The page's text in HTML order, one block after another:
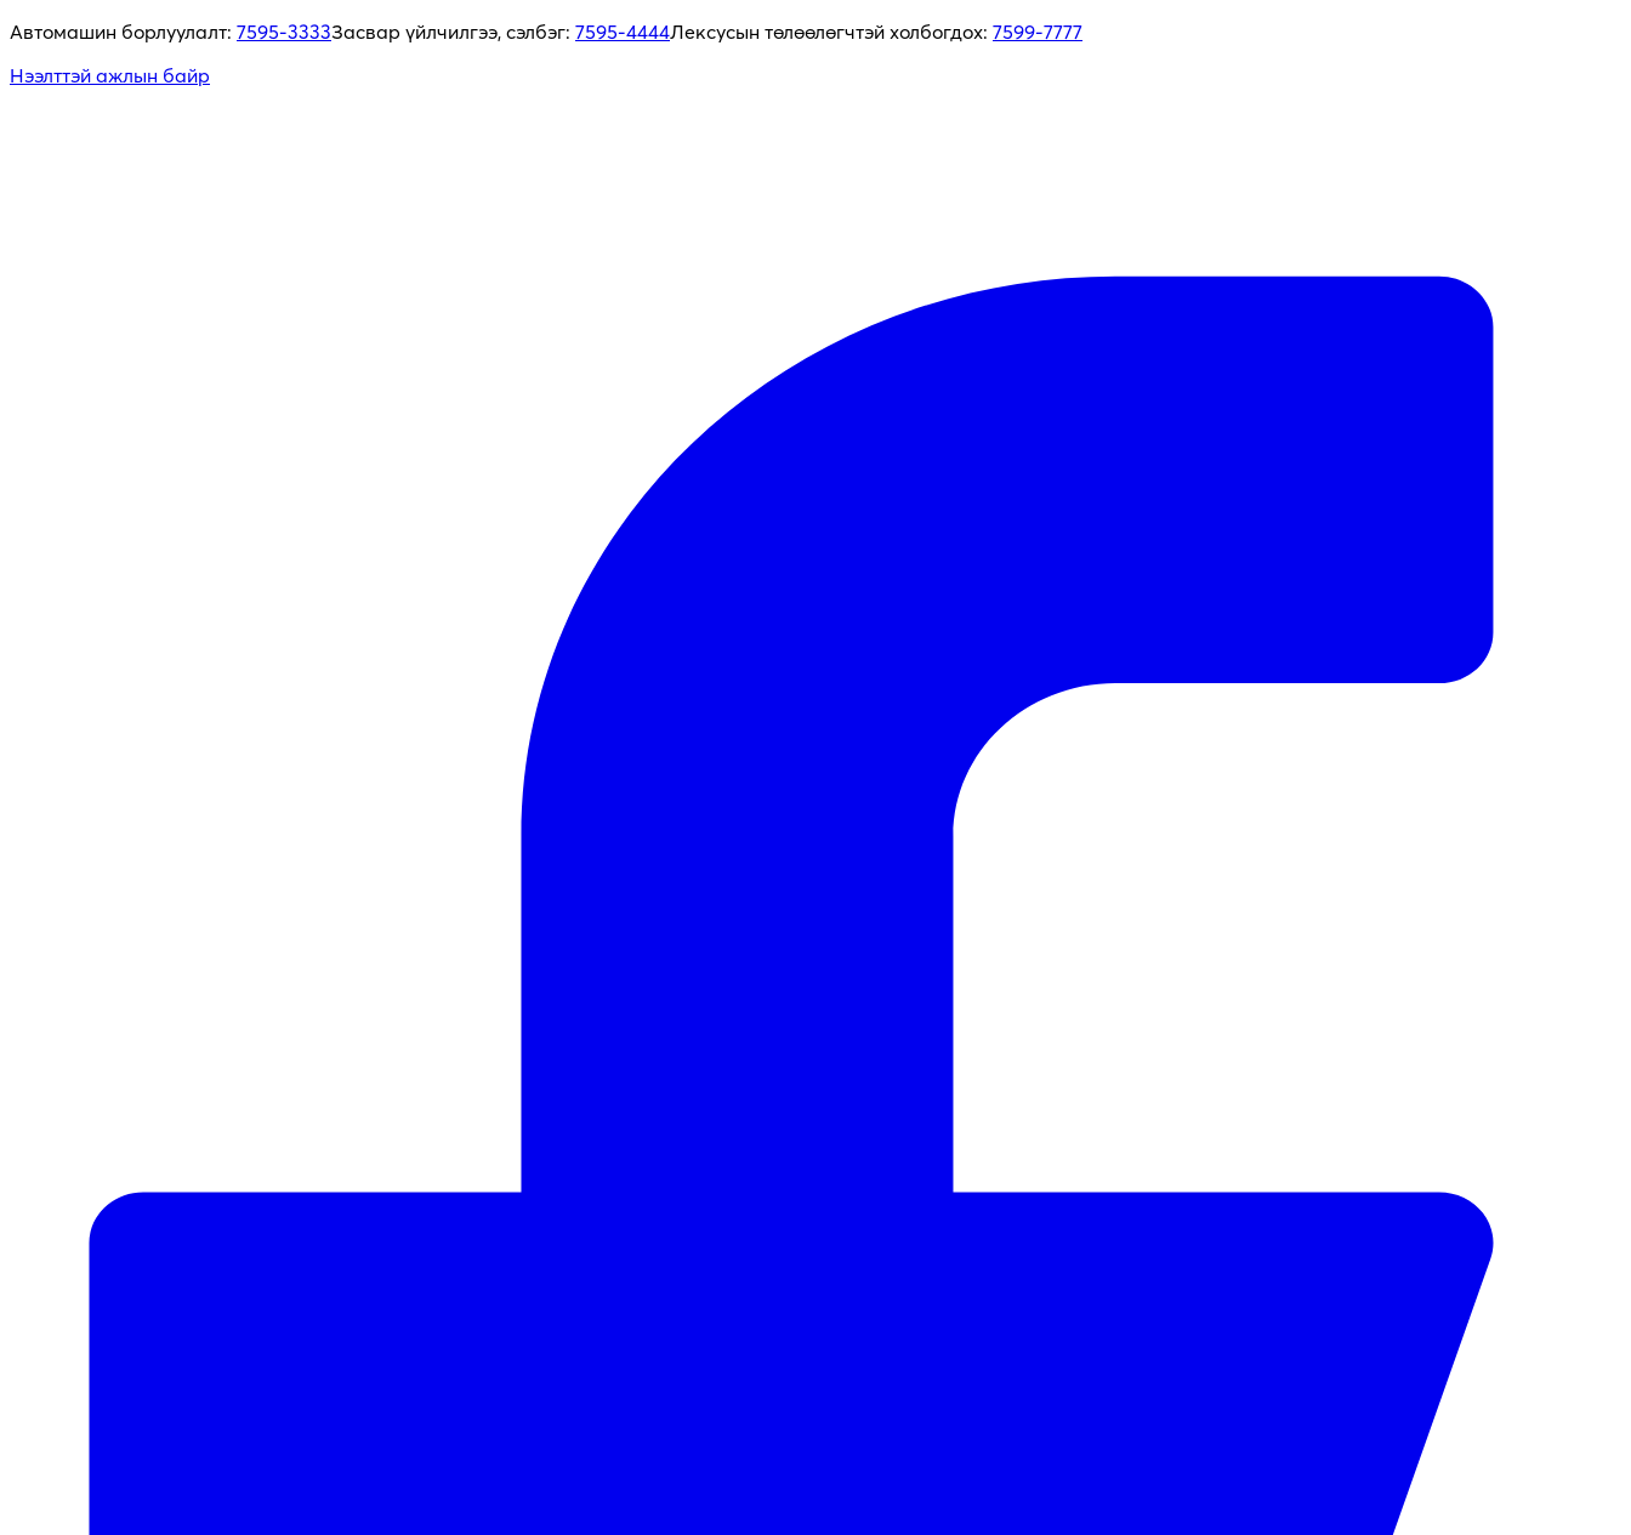
Автомашин борлуулалт: 7595-3333Засвар үйлчилгээ, сэлбэг: 7595-4444Лексусын төлөөлөгчтэй холбогдох: 7599-7777
Нээлттэй ажлын байр